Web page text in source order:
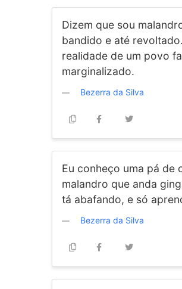
Dizem que sou
bandido e até
realidade de um povo
marginalizado.
Bezerra da Silva
Eu conheço uma pá de
malandro que anda
tá abafando, e só
Bezerra da Silva